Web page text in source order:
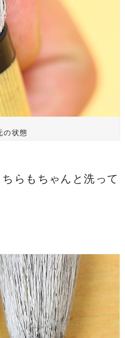
の状態
らもちゃんと洗って